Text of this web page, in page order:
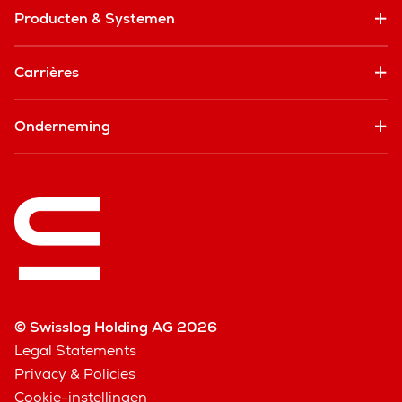
Producten & Systemen
Carrières
Onderneming
© Swisslog Holding AG 2026
Legal Statements
Privacy & Policies
Cookie-instellingen